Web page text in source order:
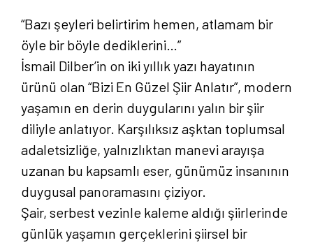
“Bazı şeyleri belirtirim hemen, atlamam bir
öyle bir böyle dediklerini…”
İsmail Dilber’in on iki yıllık yazı hayatının
ürünü olan “Bizi En Güzel Şiir Anlatır”, modern
yaşamın en derin duygularını yalın bir şiir
diliyle anlatıyor. Karşılıksız aşktan toplumsal
adaletsizliğe, yalnızlıktan manevi arayışa
uzanan bu kapsamlı eser, günümüz insanının
duygusal panoramasını çiziyor.
Şair, serbest vezinle kaleme aldığı şiirlerinde
günlük yaşamın gerçeklerini şiirsel bir